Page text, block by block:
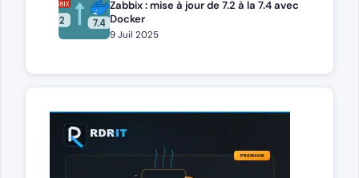
Zabbix : mise à jour de 7.2 à la 7.4 avec
Docker
9 Juil 2025